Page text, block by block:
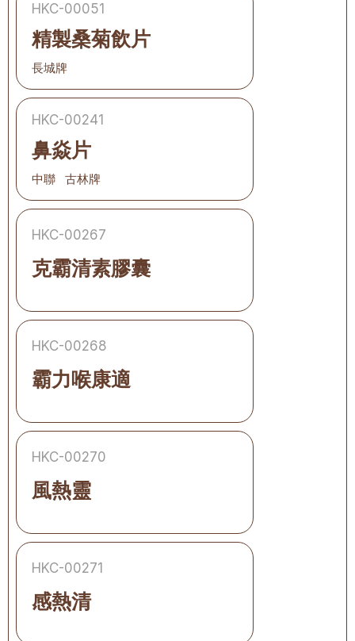
HKC-00051
精製桑菊飲片
長城牌
HKC-00241
鼻焱片
中聯   古林牌
HKC-00267
克霸清素膠囊
HKC-00268
霸力喉康適
HKC-00270
風熱靈
HKC-00271
感熱清